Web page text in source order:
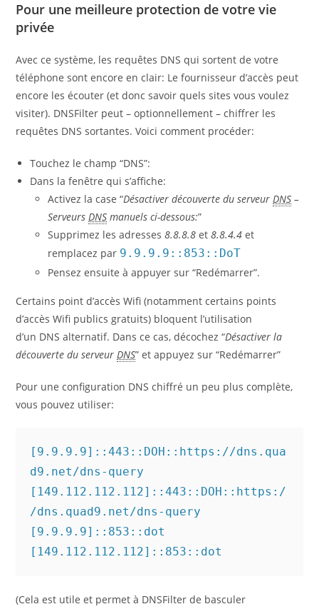
Pour une meilleure protection de votre vie
privée
Avec ce système, les requêtes DNS qui sortent de votre
téléphone sont encore en clair: Le fournisseur d’accès peut
encore les écouter (et donc savoir quels sites vous voulez
visiter). DNSFilter peut – optionnellement – chiffrer les
requêtes DNS sortantes. Voici comment procéder:
Touchez le champ “DNS”:
Dans la fenêtre qui s’affiche:
Activez la case “Désactiver découverte du serveurDNS –
ServeursDNS manuels ci-dessous:”
Supprimez les adresses8.8.8.8 et8.8.4.4 et
remplacez par 9.9.9.9::853::DoT
Pensez ensuite à appuyer sur “Redémarrer”.
Certains point d’accès Wifi (notamment certains points
d’accès Wifi publics gratuits) bloquent l’utilisation
d’un DNS alternatif. Dans ce cas, décochez “Désactiver la
découverte du serveurDNS” et appuyez sur “Redémarrer”
Pour une configuration DNS chiffré un peu plus complète,
vous pouvez utiliser:
[9.9.9.9]::443::DOH::https://dns.qua
d9.net/dns-query
[149.112.112.112]::443::DOH::https:/
/dns.quad9.net/dns-query
[9.9.9.9]::853::dot
[149.112.112.112]::853::dot
(Cela est utile et permet à DNSFilter de basculer